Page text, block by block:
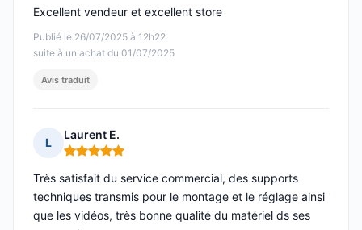
Publié le 26/07/2025 à 12h22
suite à un achat du 01/07/2025
Excellent vendeur et excellent store
Avis traduit
L
Laurent E.
Note : 5 sur 5
Très satisfait du service commercial, des supports
techniques transmis pour le montage et le réglage ainsi
que les vidéos, très bonne qualité du matériel ds ses